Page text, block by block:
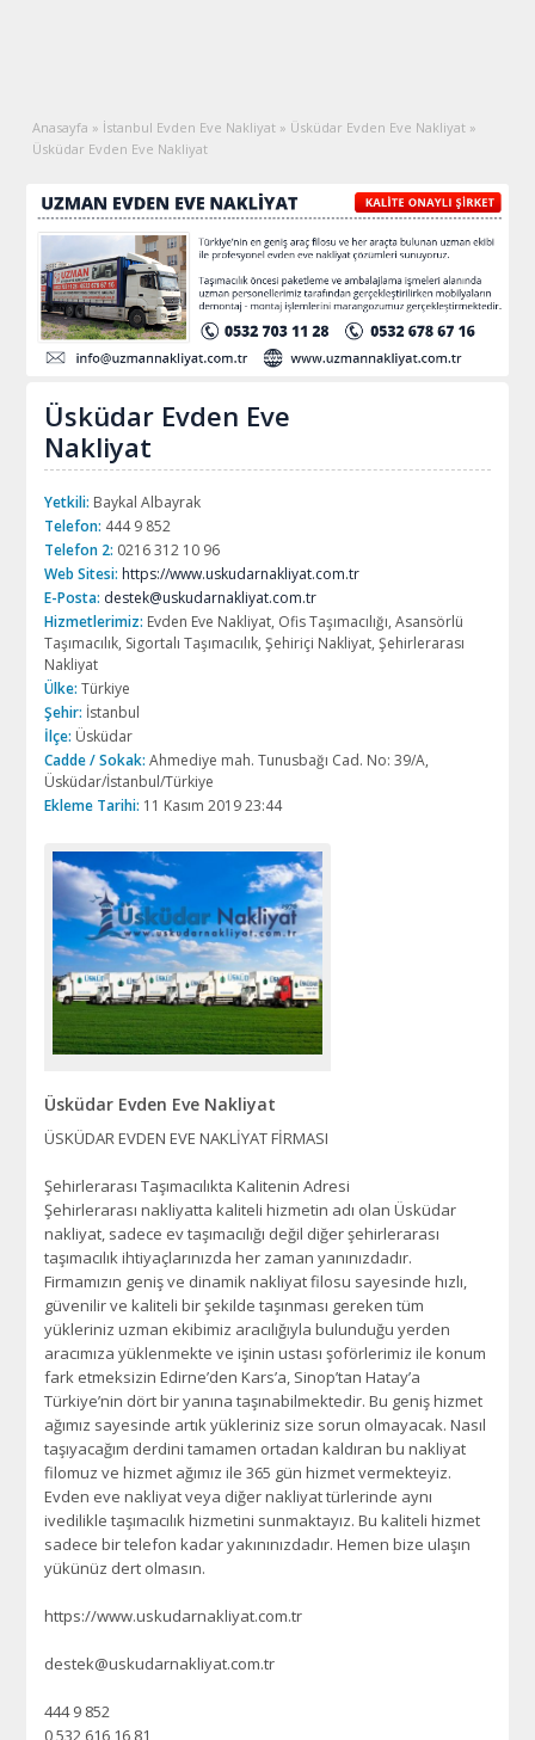
Anasayfa » İstanbul Evden Eve Nakliyat » Üsküdar Evden Eve Nakliyat »
Üsküdar Evden Eve Nakliyat
Üsküdar Evden Eve
Nakliyat
Yetkili: Baykal Albayrak
Telefon: 444 9 852
Telefon 2: 0216 312 10 96
Web Sitesi: https://www.uskudarnakliyat.com.tr
E-Posta: destek@uskudarnakliyat.com.tr
Hizmetlerimiz: Evden Eve Nakliyat, Ofis Taşımacılığı, Asansörlü
Taşımacılık, Sigortalı Taşımacılık, Şehiriçi Nakliyat, Şehirlerarası
Nakliyat
Ülke: Türkiye
Şehir: İstanbul
İlçe: Üsküdar
Cadde / Sokak: Ahmediye mah. Tunusbağı Cad. No: 39/A,
Üsküdar/İstanbul/Türkiye
Ekleme Tarihi: 11 Kasım 2019 23:44
Üsküdar Evden Eve Nakliyat
ÜSKÜDAR EVDEN EVE NAKLİYAT FİRMASI
Şehirlerarası Taşımacılıkta Kalitenin Adresi
Şehirlerarası nakliyatta kaliteli hizmetin adı olan Üsküdar
nakliyat, sadece ev taşımacılığı değil diğer şehirlerarası
taşımacılık ihtiyaçlarınızda her zaman yanınızdadır.
Firmamızın geniş ve dinamik nakliyat filosu sayesinde hızlı,
güvenilir ve kaliteli bir şekilde taşınması gereken tüm
yükleriniz uzman ekibimiz aracılığıyla bulunduğu yerden
aracımıza yüklenmekte ve işinin ustası şoförlerimiz ile konum
fark etmeksizin Edirne’den Kars’a, Sinop’tan Hatay’a
Türkiye’nin dört bir yanına taşınabilmektedir. Bu geniş hizmet
ağımız sayesinde artık yükleriniz size sorun olmayacak. Nasıl
taşıyacağım derdini tamamen ortadan kaldıran bu nakliyat
filomuz ve hizmet ağımız ile 365 gün hizmet vermekteyiz.
Evden eve nakliyat veya diğer nakliyat türlerinde aynı
ivedilikle taşımacılık hizmetini sunmaktayız. Bu kaliteli hizmet
sadece bir telefon kadar yakınınızdadır. Hemen bize ulaşın
yükünüz dert olmasın.
https://www.uskudarnakliyat.com.tr
destek@uskudarnakliyat.com.tr
444 9 852
0 532 616 16 81